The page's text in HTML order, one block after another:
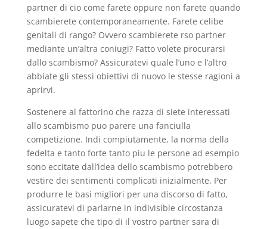
partner di cio come farete oppure non farete quando
scambierete contemporaneamente. Farete celibe
genitali di rango? Ovvero scambierete rso partner
mediante un’altra coniugi? Fatto volete procurarsi
dallo scambismo? Assicuratevi quale l’uno e l’altro
abbiate gli stessi obiettivi di nuovo le stesse ragioni a
aprirvi.
Sostenere al fattorino che razza di siete interessati
allo scambismo puo parere una fanciulla
competizione. Indi compiutamente, la norma della
fedelta e tanto forte tanto piu le persone ad esempio
sono eccitate dall’idea dello scambismo potrebbero
vestire dei sentimenti complicati inizialmente. Per
produrre le basi migliori per una discorso di fatto,
assicuratevi di parlarne in indivisible circostanza
luogo sapete che tipo di il vostro partner sara di